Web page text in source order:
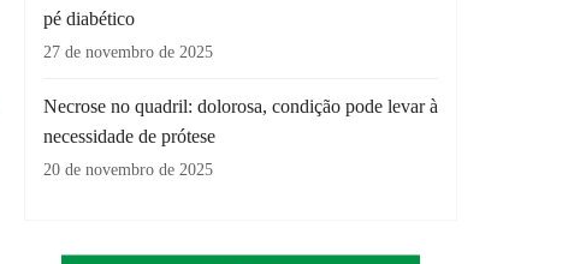
pé diabético
27 de novembro de 2025
Necrose no quadril: dolorosa, condição pode levar à
necessidade de prótese
20 de novembro de 2025